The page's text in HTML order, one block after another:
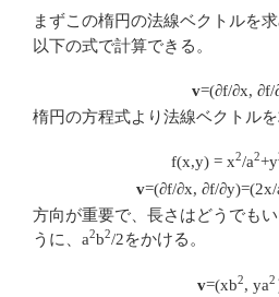
まずこの楕円の法線ベクトルを
以下の式で計算できる。
v=(∂f/∂x, ∂f/
楕円の方程式より法線ベクトルを
f(x,y) = x2/a2+y
v=(∂f/∂x, ∂f/∂y)=(2x/
方向が重要で、長さはどうでも
うに、
a2b2/2をかける。
v=(xb2, ya2